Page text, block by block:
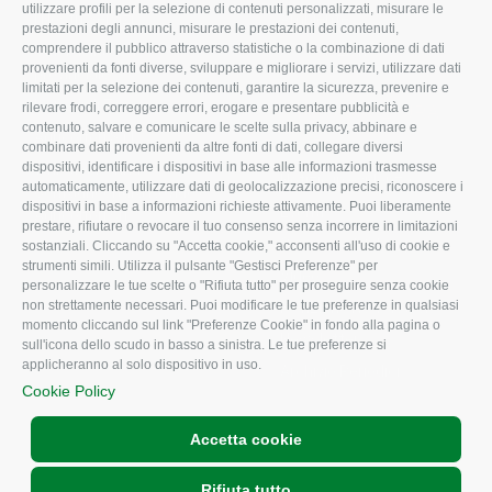
utilizzare profili per la selezione di contenuti personalizzati, misurare le
prestazioni degli annunci, misurare le prestazioni dei contenuti,
comprendere il pubblico attraverso statistiche o la combinazione di dati
provenienti da fonti diverse, sviluppare e migliorare i servizi, utilizzare dati
limitati per la selezione dei contenuti, garantire la sicurezza, prevenire e
rilevare frodi, correggere errori, erogare e presentare pubblicità e
contenuto, salvare e comunicare le scelte sulla privacy, abbinare e
combinare dati provenienti da altre fonti di dati, collegare diversi
dispositivi, identificare i dispositivi in base alle informazioni trasmesse
automaticamente, utilizzare dati di geolocalizzazione precisi, riconoscere i
dispositivi in base a informazioni richieste attivamente. Puoi liberamente
prestare, rifiutare o revocare il tuo consenso senza incorrere in limitazioni
sostanziali. Cliccando su "Accetta cookie," acconsenti all'uso di cookie e
strumenti simili. Utilizza il pulsante "Gestisci Preferenze" per
personalizzare le tue scelte o "Rifiuta tutto" per proseguire senza cookie
non strettamente necessari. Puoi modificare le tue preferenze in qualsiasi
momento cliccando sul link "Preferenze Cookie" in fondo alla pagina o
sull'icona dello scudo in basso a sinistra. Le tue preferenze si
applicheranno al solo dispositivo in uso.
Cookie Policy
Accetta cookie
I Nostri Servizi
Uffici della Sede
provinciale
Le Sedi di Zona
Agricoltori S.r.l.
Whistleblowing
Confagricoltura Rovigo e
Agricoltori srl
Ambiente
Associazione
CONFAGRICOLTURA
ATTIVA
Notizie in evidenza
Eventi
Comunicati Stampa
Video
Iscrizione Newsletter
Newsletter